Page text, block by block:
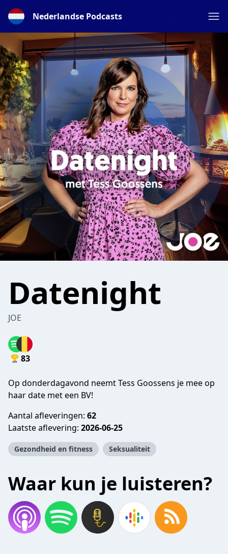
Nederlandse Podcasts
Datenight
JOE
83
Op donderdagavond neemt Tess Goossens je mee op
haar date met een BV!
Aantal afleveringen: 62
Laatste aflevering: 2026-06-25
Gezondheid en fitness Seksualiteit
Waar kun je luisteren?